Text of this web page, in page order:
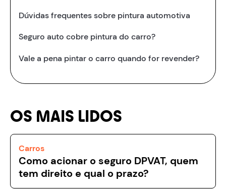
Dúvidas frequentes sobre pintura automotiva
Seguro auto cobre pintura do carro?
Vale a pena pintar o carro quando for revender?
OS MAIS LIDOS
Carros
Como acionar o seguro DPVAT, quem
tem direito e qual o prazo?